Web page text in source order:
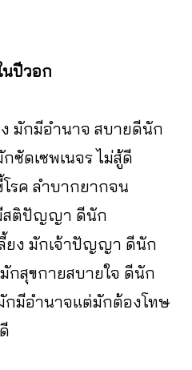
ปีวอก
มักมีอำนาจ สบายดีนัก
ซัดเซพเนจร ไม่สู้ดี
รค ลำบากยากจน
สติปัญญา ดีนัก
ยง มักเจ้าปัญญา ดีนัก
กสุขกายสบายใจ ดีนัก
กมีอำนาจแต่มักต้องโทษ